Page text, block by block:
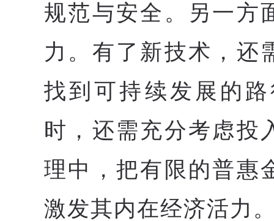
规范与安全。另一方
力。有了新技术，还
找到可持续发展的
时，还需充分考虑投
理中，把有限的普惠
激发其内在经济活力